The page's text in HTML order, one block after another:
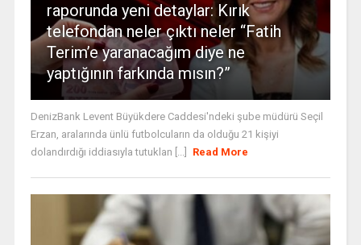
raporunda yeni detaylar: Kırık
telefondan neler çıktı neler “Fatih
Terim’e yaranacağım diye ne
yaptığının farkında mısın?”
DenizBank Levent Büyükdere Caddesi'ndeki şube müdürü Seçil
Erzan, aralarında ünlü futbolcuların da olduğu 21 kişiyi
dolandırdığı iddiasıyla tutuklan [...]
Read More